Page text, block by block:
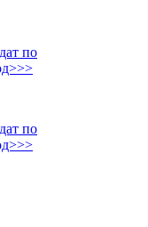
по
по